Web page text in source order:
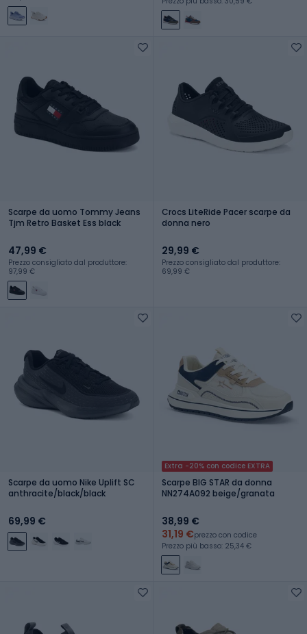
Scarpe da uomo Tommy Jeans
Tjm Retro Basket Ess black
47,99 €
Prezzo consigliato dal produttore:
97,99 €
Crocs LiteRide Pacer scarpe da
donna nero
29,99 €
Prezzo consigliato dal produttore:
69,99 €
Scarpe da uomo Nike Uplift SC
anthracite/black/black
69,99 €
Extra -20% con codice EXTRA
Scarpe BIG STAR da donna
NN274A092 beige/granata
38,99 €
31,19 €prezzo con codice
Prezzo più basso: 25,34 €